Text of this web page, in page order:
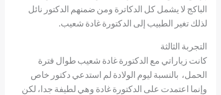
الباكج لا يشمل كل الدكاترة ومن ضمنهم الدكتور نائل
لذلك تغير الطبيب إلى الدكتورة غادة شعيب.
التجربة الثالثة
كانت زياراتي مع الدكتورة غادة شعيب طوال فترة
الحمل، بالنسبة ليوم الولادة لم استدعي دكتور خاص
وإنما اعتمدت على الدكتورة غادة وهي لطيفة جدا، لكن